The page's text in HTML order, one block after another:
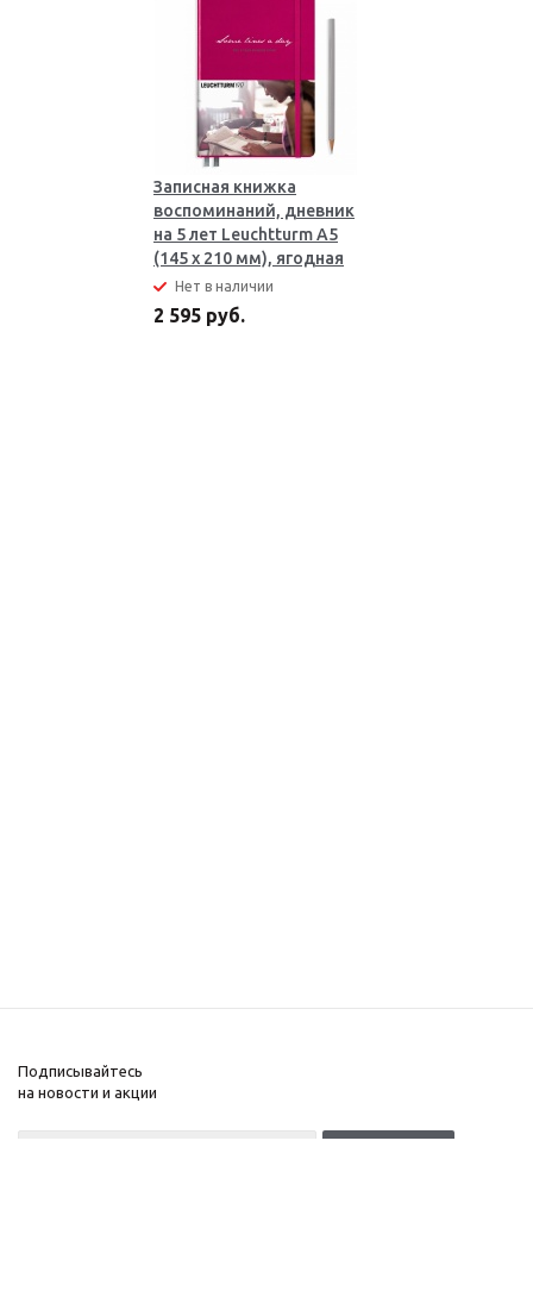
Записная книжка
воспоминаний, дневник
на 5 лет Leuchtturm A5
(145 x 210 мм), ягодная
Нет в наличии
2 595 руб.
Подписывайтесь
на новости и акции